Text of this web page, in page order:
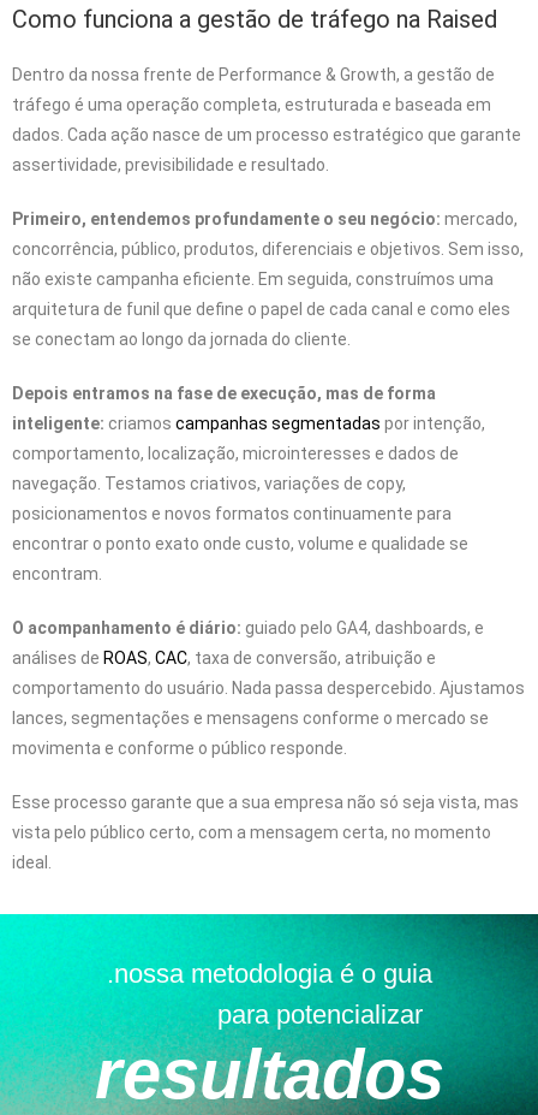
Como funciona a gestão de tráfego na Raised
Dentro da nossa frente de Performance & Growth, a gestão de
tráfego é uma operação completa, estruturada e baseada em
dados. Cada ação nasce de um processo estratégico que garante
assertividade, previsibilidade e resultado.
Primeiro, entendemos profundamente o seu negócio: mercado,
concorrência, público, produtos, diferenciais e objetivos. Sem isso,
não existe campanha eficiente. Em seguida, construímos uma
arquitetura de funil que define o papel de cada canal e como eles
se conectam ao longo da jornada do cliente.
Depois entramos na fase de execução, mas de forma
inteligente: criamos campanhas segmentadas por intenção,
comportamento, localização, microinteresses e dados de
navegação. Testamos criativos, variações de copy,
posicionamentos e novos formatos continuamente para
encontrar o ponto exato onde custo, volume e qualidade se
encontram.
O acompanhamento é diário: guiado pelo GA4, dashboards, e
análises de ROAS, CAC, taxa de conversão, atribuição e
comportamento do usuário. Nada passa despercebido. Ajustamos
lances, segmentações e mensagens conforme o mercado se
movimenta e conforme o público responde.
Esse processo garante que a sua empresa não só seja vista, mas
vista pelo público certo, com a mensagem certa, no momento
ideal.
.nossa metodologia é o guia
para potencializar
resultados